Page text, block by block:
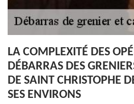
LA COMPLEXITÉ DES
DÉBARRAS DES
DE SAINT CHRISTOPHE
SES ENVIRONS